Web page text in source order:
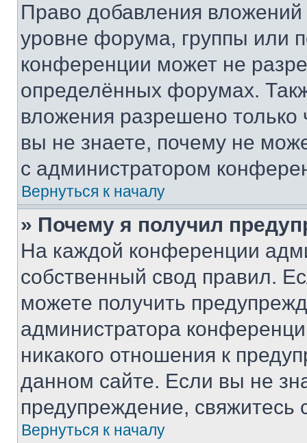
Право добавления
уровне форума, группы или
конференции может не
определённых форумах.
вложения разрешено
вы не знаете, почему не
с администратором
Вернуться к началу
» Почему я получил
На каждой конференции
собственный свод правил.
можете получить
администратора
никакого отношения к
данном сайте. Если вы не
предупреждение,
Вернуться к началу